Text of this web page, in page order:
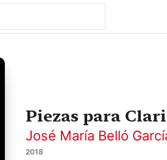
Piezas para
José María Belló
2018